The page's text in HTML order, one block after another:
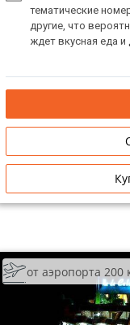
тематические
другие, что
ждет вкусная еда
от аэропорта 200
VIP отели 5 звезд
ТОП 10 лучших
ТОП 10 недорогих
Лучшие отели 4*
Недорогие отели 3*
звезды
Сетевые отели